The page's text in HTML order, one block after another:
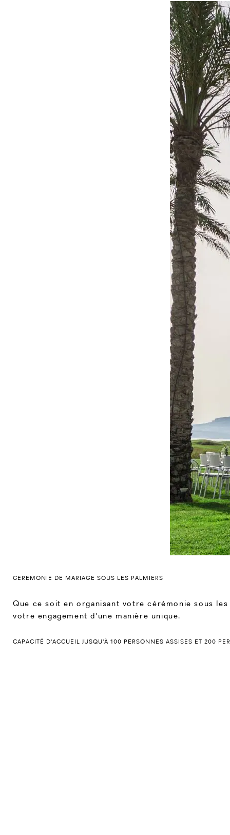
CÉRÉMONIE DE MARIAGE SOUS LES PALMIERS
Que ce soit en organisant votre cérémonie sous
votre engagement d'une manière unique.
CAPACITÉ D'ACCUEIL JUSQU'À 100 PERSONNES ASSISES ET 200